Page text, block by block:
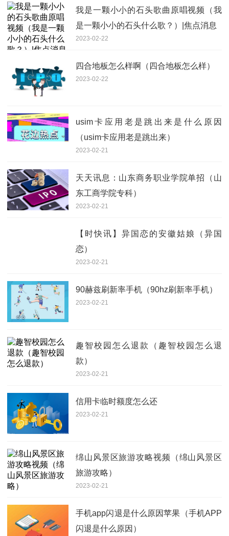
我是一颗小小的石头歌曲原唱视频（我
是一颗小小的石头什么歌？）|焦点消息
2023-02-22
四合地板怎么样啊（四合地板怎么样）
2023-02-22
usim卡应用老是跳出来是什么原因
（usim卡应用老是跳出来）
2023-02-21
天天讯息：山东商务职业学院单招（山
东工商学院专科）
2023-02-21
【时快讯】异国恋的安徽姑娘（异国
恋）
2023-02-21
90赫兹刷新率手机（90hz刷新率手机）
2023-02-21
趣智校园怎么退款（趣智校园怎么退
款）
2023-02-21
信用卡临时额度怎么还
2023-02-21
绵山风景区旅游攻略视频（绵山风景区
旅游攻略）
2023-02-21
手机app闪退是什么原因苹果（手机APP
闪退是什么原因）